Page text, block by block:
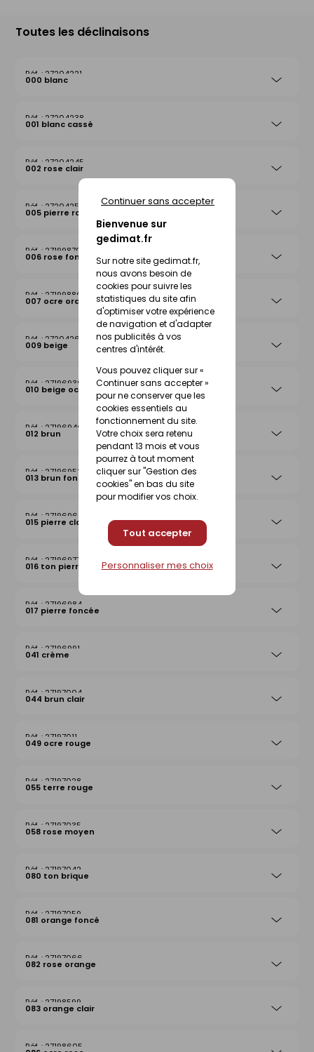
Bienvenue sur
gedimat.fr
Sur notre site gedimat.fr,
nous avons besoin de
cookies pour suivre les
statistiques du site afin
d'optimiser votre expérience
de navigation et d'adapter
nos publicités à vos
centres d'intérêt.
Vous pouvez cliquer sur «
Continuer sans accepter »
pour ne conserver que les
cookies essentiels au
fonctionnement du site.
Votre choix sera retenu
pendant 13 mois et vous
pourrez à tout moment
cliquer sur "Gestion des
cookies" en bas du site
pour modifier vos choix.
Tout accepter
Continuer sans accepter
Personnaliser mes choix
Toutes les déclinaisons
27204221
000 blanc
27204238
001 blanc cassé
27204245
002 rose clair
27204252
005 pierre rosée
27199879
006 rose foncé
27199886
007 ocre orange
27204269
009 beige
27196939
010 beige ocre
27196946
012 brun
27196953
013 brun foncé
27196960
015 pierre claire
27196977
016 ton pierre
27196984
017 pierre foncée
27196991
041 crème
27197004
044 brun clair
27197011
049 ocre rouge
27197028
055 terre rouge
27197035
058 rose moyen
27197042
080 ton brique
27197059
081 orange foncé
27197066
082 rose orange
27198599
083 orange clair
27198605